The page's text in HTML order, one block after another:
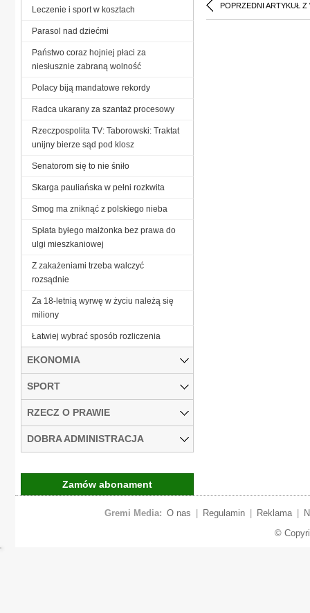
POPRZEDNI ARTYKUŁ Z
Leczenie i sport w kosztach
Parasol nad dziećmi
Państwo coraz hojniej płaci za
niesłusznie zabraną wolność
Polacy biją mandatowe rekordy
Radca ukarany za szantaż procesowy
Rzeczpospolita TV: Taborowski: Traktat
unijny bierze sąd pod klosz
Senatorom się to nie śniło
Skarga pauliańska w pełni rozkwita
Smog ma zniknąć z polskiego nieba
Spłata byłego małżonka bez prawa do
ulgi mieszkaniowej
Z zakażeniami trzeba walczyć
rozsądnie
Za 18-letnią wyrwę w życiu należą się
miliony
Łatwiej wybrać sposób rozliczenia
EKONOMIA
SPORT
RZECZ O PRAWIE
DOBRA ADMINISTRACJA
Zamów abonament
Gremi Media: O nas Regulamin Reklama
©